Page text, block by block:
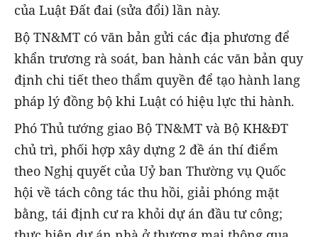
của Luật Đất đai (sửa đổi) lần này.
Bộ TN&MT có văn bản gửi các địa phương để
khẩn trương rà soát, ban hành các văn bản quy
định chi tiết theo thẩm quyền để tạo hành lang
pháp lý đồng bộ khi Luật có hiệu lực thi hành.
Phó Thủ tướng giao Bộ TN&MT và Bộ KH&ĐT
chủ trì, phối hợp xây dựng 2 đề án thí điểm
theo Nghị quyết của Uỷ ban Thường vụ Quốc
hội về tách công tác thu hồi, giải phóng mặt
bằng, tái định cư ra khỏi dự án đầu tư công;